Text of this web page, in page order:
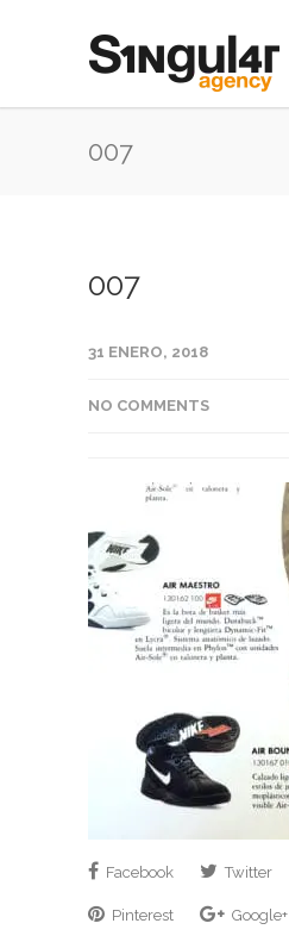
007
007
31 ENERO, 2018
NO COMMENTS
Facebook Twitter
Pinterest Google+